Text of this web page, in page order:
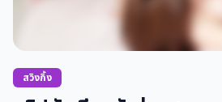
สวิงกิ้ง